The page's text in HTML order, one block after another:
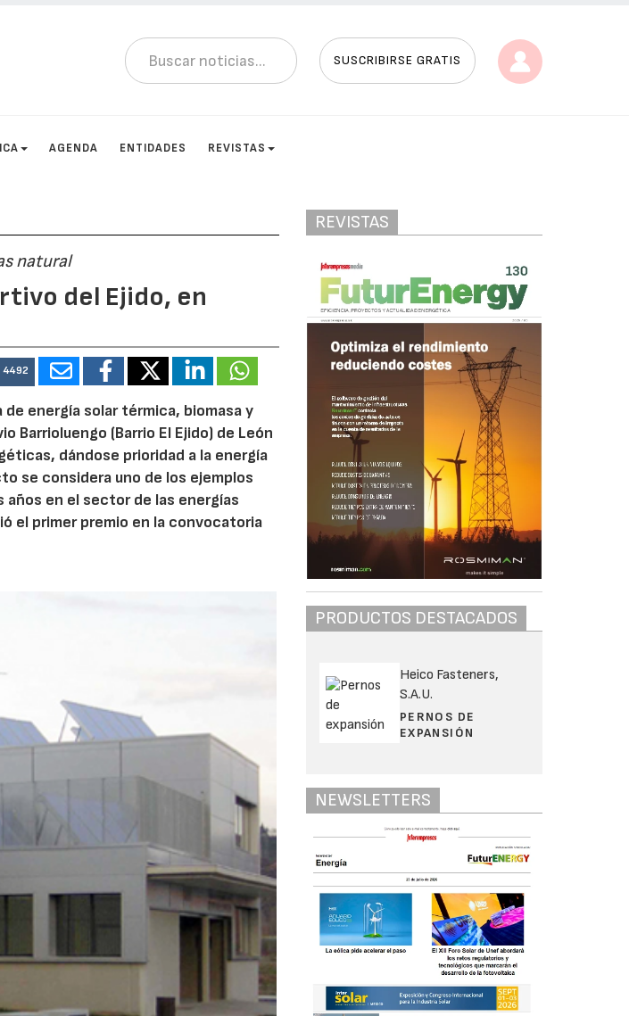
SUSCRIBIRSE GRATIS
AGENDA ENTIDADES REVISTAS
natural
del Ejido, en
4492
energía solar térmica, biomasa y
Barrioluengo (Barrio El Ejido) de León
dándose prioridad a la energía
se considera uno de los ejemplos
en el sector de las energías
el primer premio en la convocatoria
REVISTAS
PRODUCTOS DESTACADOS
Heico Fasteners,
S.A.U.
PERNOS DE
EXPANSIÓN
NEWSLETTERS